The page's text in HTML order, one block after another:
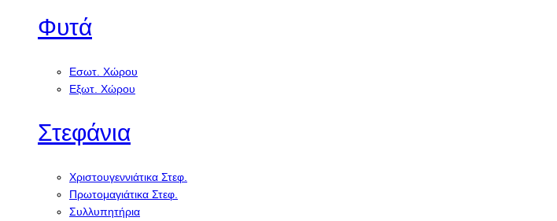
Φυτά
Εσωτ. Χώρου
Εξωτ. Χώρου
Στεφάνια
Χριστουγεννιάτικα Στεφ.
Πρωτομαγιάτικα Στεφ.
Συλλυπητήρια